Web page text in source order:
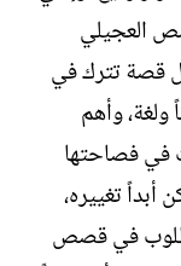
العجيلي
قصة تترك في
وأهم
في فصاحتها
أبداً تغييره،
في قصص